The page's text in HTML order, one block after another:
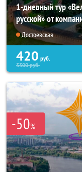
1-дневный тур
русской» от
Достоевская
420 руб.
3300руб.
-50%